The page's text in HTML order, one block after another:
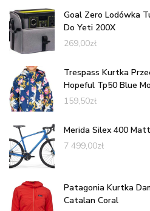
Goal Zero Lodówka
Do Yeti 200X
269,00zł
Trespass Kurtka
Hopeful Tp50 Blue
159,50zł
Merida Silex 400
7 499,00zł
Patagonia Kurtka
Catalan Coral